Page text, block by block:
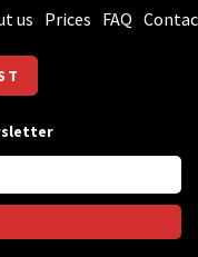
us Prices FAQ